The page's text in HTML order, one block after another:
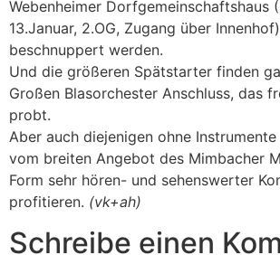
Webenheimer Dorfgemeinschaftshaus
13.Januar, 2.OG, Zugang über
beschnuppert werden.
Und die größeren Spätstarter finden
Großen Blasorchester Anschluss, das
probt.
Aber auch diejenigen ohne
vom breiten Angebot des Mimbacher
Form sehr hören- und sehenswerter
profitieren. (vk+ah)
Schreibe einen